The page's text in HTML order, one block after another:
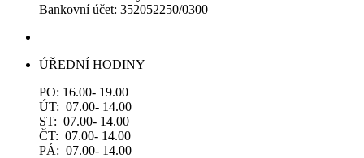
Bankovní účet: 352052250/0300
ÚŘEDNÍ HODINY
PO: 16.00- 19.00
ÚT: 07.00- 14.00
ST: 07.00- 14.00
ČT: 07.00- 14.00
PÁ: 07.00- 14.00